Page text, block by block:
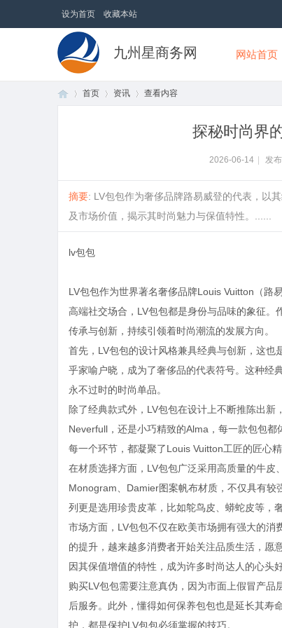
设为首页 收藏本站
九州星商务网 网站首页
首页 资讯 查看内容
探秘时尚界
2026-06-14 发
摘要: LV包包作为奢侈品牌路易威登的代表，以
及市场价值，揭示其时尚魅力与保值特性。......
lv包包
LV包包作为世界著名奢侈品牌Louis Vuitton（路
高端社交场合，LV包包都是身份与品味的象征
传承与创新，持续引领着时尚潮流的发展方向。
首先，LV包包的设计风格兼具经典与创新，这
乎家喻户晓，成为了奢侈品的代表符号。这种经
永不过时的时尚单品。
除了经典款式外，LV包包在设计上不断推陈出
Neverfull，还是小巧精致的Alma，每一款包包
每一个环节，都凝聚了Louis Vuitton工匠的匠心精
在材质选择方面，LV包包广泛采用高质量的牛
Monogram、Damier图案帆布材质，不仅具有较
列更是选用珍贵皮革，比如鸵鸟皮、蟒蛇皮等，
市场方面，LV包包不仅在欧美市场拥有强大的
的提升，越来越多消费者开始关注品质生活，愿
因其保值增值的特性，成为许多时尚达人的心头好
购买LV包包需要注意真伪，因为市面上假冒产
后服务。此外，懂得如何保养包包也是延长其寿
护，都是保护LV包包必须掌握的技巧。